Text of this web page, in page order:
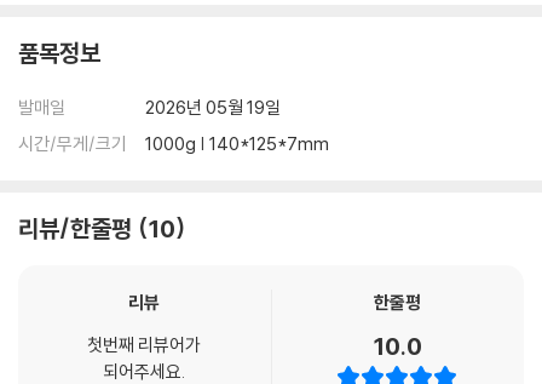
품목정보
발매일
2026년 05월 19일
시간/무게/크기
1000g | 140*125*7mm
리뷰/한줄평 10
리뷰
첫번째 리뷰어가
되어주세요.
한줄평
10.0